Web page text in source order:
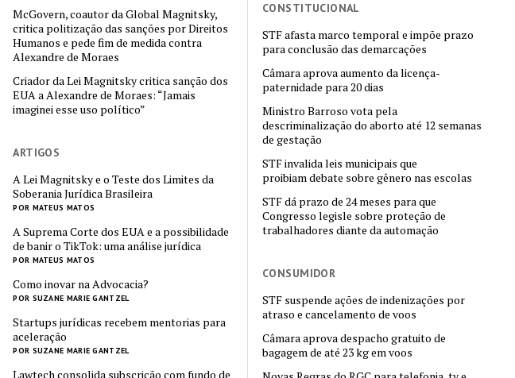
CONSTITUCIONAL
STF afasta marco temporal e impõe prazo
para conclusão das demarcações
Câmara aprova aumento da licença-
paternidade para 20 dias
Ministro Barroso vota pela
descriminalização do aborto até 12 semanas
de gestação
STF invalida leis municipais que
proibiam debate sobre gênero nas escolas
STF dá prazo de 24 meses para que
Congresso legisle sobre proteção de
trabalhadores diante da automação
CONSUMIDOR
STF suspende ações de indenizações por
atraso e cancelamento de voos
Câmara aprova despacho gratuito de
bagagem de até 23 kg em voos
McGovern, coautor da Global Magnitsky,
critica politização das sanções por Direitos
Humanos e pede fim de medida contra
Alexandre de Moraes
Criador da Lei Magnitsky critica sanção dos
EUA a Alexandre de Moraes: “Jamais
imaginei esse uso político”
ARTIGOS
A Lei Magnitsky e o Teste dos Limites da
Soberania Jurídica Brasileira
POR MATEUS MATOS
A Suprema Corte dos EUA e a possibilidade
de banir o TikTok: uma análise jurídica
POR MATEUS MATOS
Como inovar na Advocacia?
POR SUZANE MARIE GANTZEL
Startups jurídicas recebem mentorias para
aceleração
POR SUZANE MARIE GANTZEL
Lawtech consolida subscrição com fundo de